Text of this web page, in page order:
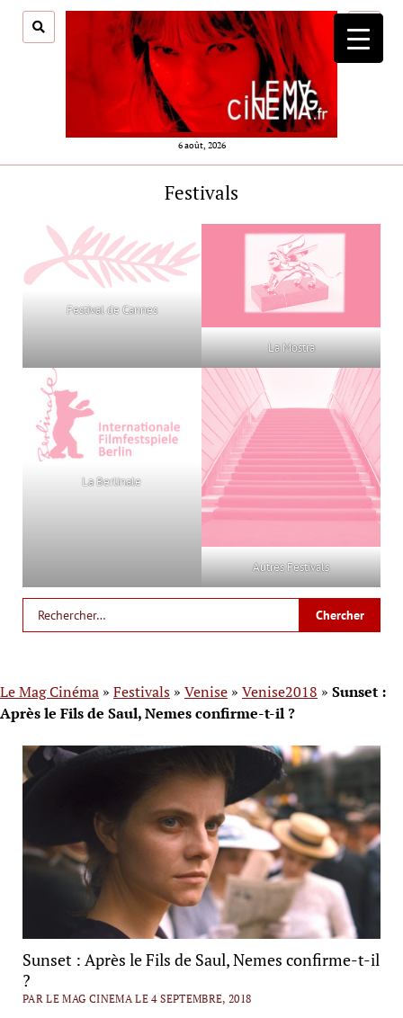
6 août, 2026
menu
Festivals
Festival de Cannes
La Mostra
La Berlinale
Autres Festivals
Le Mag Cinéma » Festivals » Venise » Venise2018 » Sunset :
Après le Fils de Saul, Nemes confirme-t-il ?
Sunset : Après le Fils de Saul, Nemes confirme-t-il
?
PAR LE MAG CINEMA LE 4 SEPTEMBRE, 2018